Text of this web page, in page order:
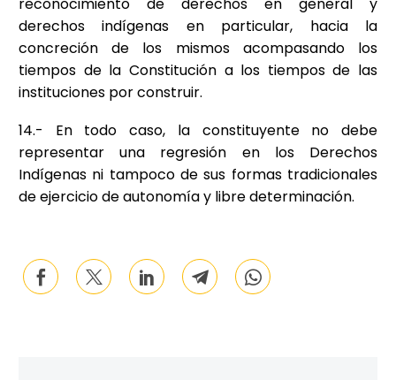
derechos indígenas en particular, hacia la
concreción de los mismos acompasando los
tiempos de la Constitución a los tiempos de las
instituciones por construir.
14.- En todo caso, la constituyente no debe
representar una regresión en los Derechos
Indígenas ni tampoco de sus formas tradicionales
de ejercicio de autonomía y libre determinación.